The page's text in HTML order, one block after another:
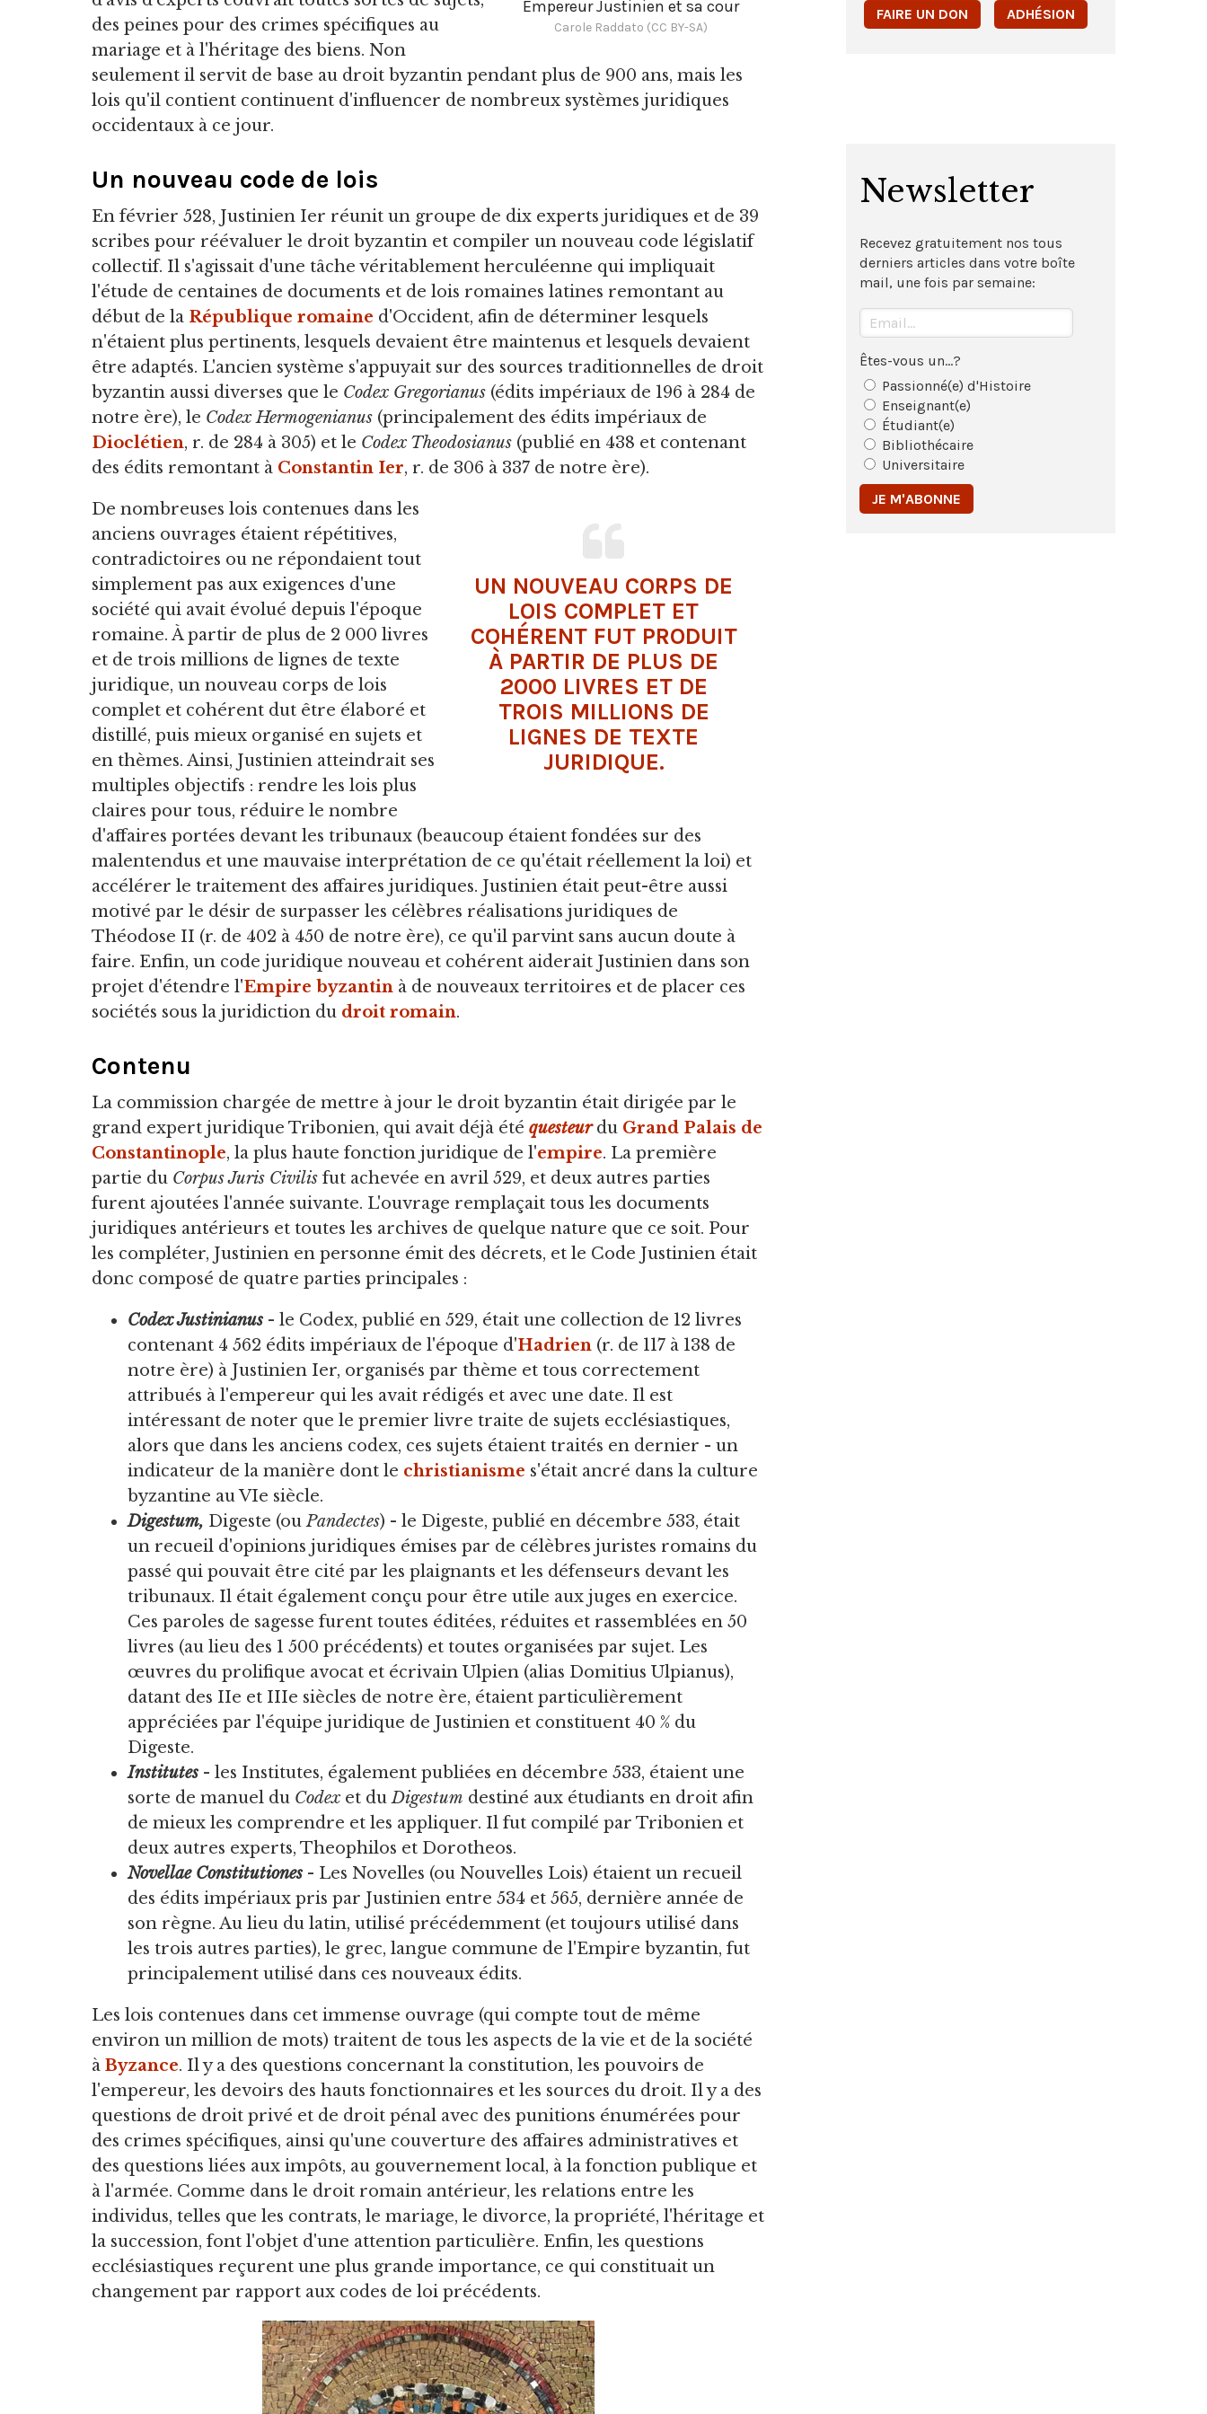
Empereur Justinien et sa cour
Carole Raddato (CC BY-SA)
des peines pour des crimes spécifiques au
mariage et à l'héritage des biens. Non
seulement il servit de base au droit byzantin pendant plus de 900 ans, mais les
lois qu'il contient continuent d'influencer de nombreux systèmes juridiques
occidentaux à ce jour.
Un nouveau code de lois
En février 528, Justinien Ier réunit un groupe de dix experts juridiques et de 39
scribes pour réévaluer le droit byzantin et compiler un nouveau code législatif
collectif. Il s'agissait d'une tâche véritablement herculéenne qui impliquait
l'étude de centaines de documents et de lois romaines latines remontant au
début de la République romaine d'Occident, afin de déterminer lesquels
n'étaient plus pertinents, lesquels devaient être maintenus et lesquels devaient
être adaptés. L'ancien système s'appuyait sur des sources traditionnelles de droit
byzantin aussi diverses que le Codex Gregorianus (édits impériaux de 196 à 284 de
notre ère), le Codex Hermogenianus (principalement des édits impériaux de
Dioclétien, r. de 284 à 305) et le Codex Theodosianus (publié en 438 et contenant
des édits remontant à Constantin Ier, r. de 306 à 337 de notre ère).
UN NOUVEAU CORPS DE
LOIS COMPLET ET
COHÉRENT FUT PRODUIT
À PARTIR DE PLUS DE
2000 LIVRES ET DE
TROIS MILLIONS DE
LIGNES DE TEXTE
JURIDIQUE.
De nombreuses lois contenues dans les
anciens ouvrages étaient répétitives,
contradictoires ou ne répondaient tout
simplement pas aux exigences d'une
société qui avait évolué depuis l'époque
romaine. À partir de plus de 2 000 livres
et de trois millions de lignes de texte
juridique, un nouveau corps de lois
complet et cohérent dut être élaboré et
distillé, puis mieux organisé en sujets et
en thèmes. Ainsi, Justinien atteindrait ses
multiples objectifs : rendre les lois plus
claires pour tous, réduire le nombre
d'affaires portées devant les tribunaux (beaucoup étaient fondées sur des
malentendus et une mauvaise interprétation de ce qu'était réellement la loi) et
accélérer le traitement des affaires juridiques. Justinien était peut-être aussi
motivé par le désir de surpasser les célèbres réalisations juridiques de
Théodose II (r. de 402 à 450 de notre ère), ce qu'il parvint sans aucun doute à
faire. Enfin, un code juridique nouveau et cohérent aiderait Justinien dans son
projet d'étendre l'Empire byzantin à de nouveaux territoires et de placer ces
sociétés sous la juridiction du droit romain.
Contenu
La commission chargée de mettre à jour le droit byzantin était dirigée par le
grand expert juridique Tribonien, qui avait déjà été questeurdu Grand Palais de
Constantinople, la plus haute fonction juridique de l'empire. La première
partie du Corpus Juris Civilis fut achevée en avril 529, et deux autres parties
furent ajoutées l'année suivante. L'ouvrage remplaçait tous les documents
juridiques antérieurs et toutes les archives de quelque nature que ce soit. Pour
les compléter, Justinien en personne émit des décrets, et le Code Justinien était
donc composé de quatre parties principales :
Codex Justinianus - le Codex, publié en 529, était une collection de 12 livres
contenant 4 562 édits impériaux de l'époque d'Hadrien (r. de 117 à 138 de
notre ère) à Justinien Ier, organisés par thème et tous correctement
attribués à l'empereur qui les avait rédigés et avec une date. Il est
intéressant de noter que le premier livre traite de sujets ecclésiastiques,
alors que dans les anciens codex, ces sujets étaient traités en dernier - un
indicateur de la manière dont le christianisme s'était ancré dans la culture
byzantine au VIe siècle.
Digestum, Digeste (ouPandectes) - le Digeste, publié en décembre 533, était
un recueil d'opinions juridiques émises par de célèbres juristes romains du
passé qui pouvait être cité par les plaignants et les défenseurs devant les
tribunaux. Il était également conçu pour être utile aux juges en exercice.
Ces paroles de sagesse furent toutes éditées, réduites et rassemblées en 50
livres (au lieu des 1 500 précédents) et toutes organisées par sujet. Les
œuvres du prolifique avocat et écrivain Ulpien (alias Domitius Ulpianus),
datant des IIe et IIIe siècles de notre ère, étaient particulièrement
appréciées par l'équipe juridique de Justinien et constituent 40 % du
Digeste.
Institutes - les Institutes, également publiées en décembre 533, étaient une
sorte de manuel du Codexet duDigestum destiné aux étudiants en droit afin
de mieux les comprendre et les appliquer. Il fut compilé par Tribonien et
deux autres experts, Theophilos et Dorotheos.
Novellae Constitutiones - Les Novelles (ou Nouvelles Lois) étaient un recueil
des édits impériaux pris par Justinien entre 534 et 565, dernière année de
son règne. Au lieu du latin, utilisé précédemment (et toujours utilisé dans
les trois autres parties), le grec, langue commune de l'Empire byzantin, fut
principalement utilisé dans ces nouveaux édits.
Les lois contenues dans cet immense ouvrage (qui compte tout de même
environ un million de mots) traitent de tous les aspects de la vie et de la société
à Byzance. Il y a des questions concernant la constitution, les pouvoirs de
l'empereur, les devoirs des hauts fonctionnaires et les sources du droit. Il y a des
questions de droit privé et de droit pénal avec des punitions énumérées pour
des crimes spécifiques, ainsi qu'une couverture des affaires administratives et
des questions liées aux impôts, au gouvernement local, à la fonction publique et
à l'armée. Comme dans le droit romain antérieur, les relations entre les
individus, telles que les contrats, le mariage, le divorce, la propriété, l'héritage et
la succession, font l'objet d'une attention particulière. Enfin, les questions
ecclésiastiques reçurent une plus grande importance, ce qui constituait un
changement par rapport aux codes de loi précédents.
FAIRE UN DON ADHÉSION
Newsletter
Recevez gratuitement nos tous
derniers articles dans votre boîte
mail, une fois par semaine:
Êtes-vous un...?
Passionné(e) d'Histoire
Enseignant(e)
Étudiant(e)
Bibliothécaire
Universitaire